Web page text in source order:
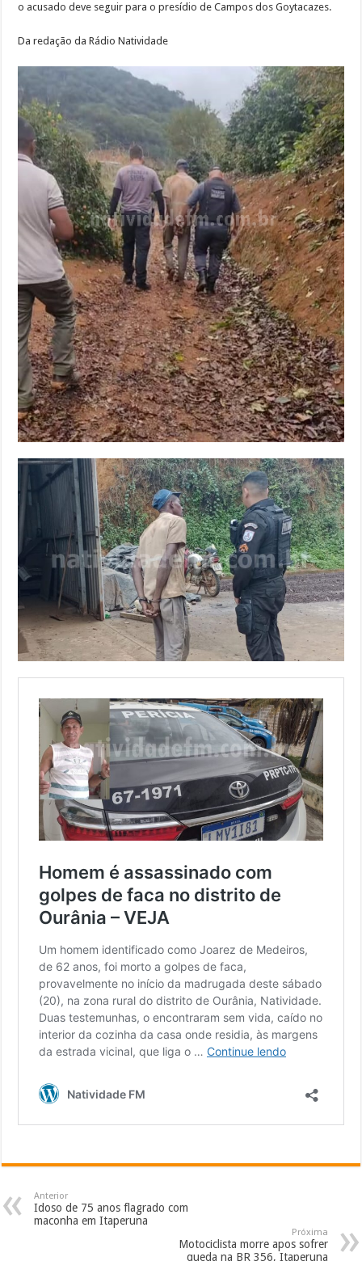
o acusado deve seguir para o presídio de Campos dos Goytacazes.
Da redação da Rádio Natividade
Anterior
Idoso de 75 anos flagrado com
maconha em Itaperuna
Próxima
Motociclista morre apos sofrer
queda na BR 356, Itaperuna